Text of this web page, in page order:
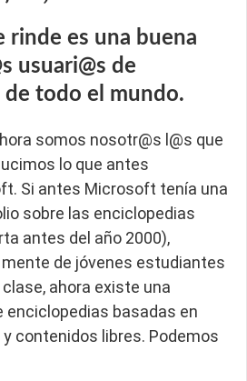
rinde es una buena
usuari@s de
todo el mundo.
somos nosotr@s l@s que
lo que antes
Si antes Microsoft tenía una
sobre las enciclopedias
antes del año 2000),
de jóvenes estudiantes
ahora existe una
enciclopedias basadas en
contenidos libres. Podemos